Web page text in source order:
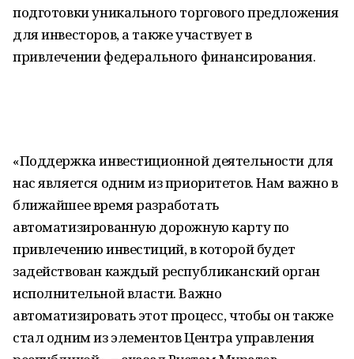
подготовки уникального торгового предложения
для инвесторов, а также участвует в
привлечении федерального финансирования.
«Поддержка инвестиционной деятельности для
нас является одним из приоритетов. Нам важно в
ближайшее время разработать
автоматизированную дорожную карту по
привлечению инвестиций, в которой будет
задействован каждый республиканский орган
исполнительной власти. Важно
автоматизировать этот процесс, чтобы он также
стал одним из элементов Центра управления